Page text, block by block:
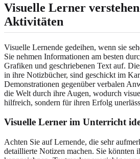
Visuelle Lerner
Aktivitäten
Visuelle Lernende gedeihen, wenn sie
Sie nehmen Informationen am besten
Grafiken und geschriebenen Text auf.
in ihre Notizbücher, sind geschickt im
Demonstrationen gegenüber verbalen
die Welt durch ihre Augen, wodurch
hilfreich, sondern für ihren Erfolg
Visuelle Lerner im Unterricht
Achten Sie auf Lernende, die sehr
detaillierte Notizen machen. Sie könnten